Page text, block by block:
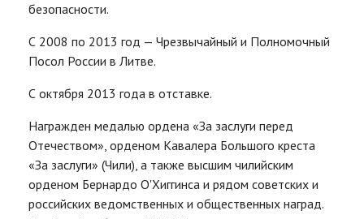
безопасности.
С 2008 по 2013 год — Чрезвычайный и Полномочный
Посол России в Литве.
С октября 2013 года в отставке.
Награжден медалью ордена «За заслуги перед
Отечеством», орденом Кавалера Большого креста
«За заслуги» (Чили), а также высшим чилийским
орденом Бернардо О'Хиггинса и рядом советских и
российских ведомственных и общественных наград.